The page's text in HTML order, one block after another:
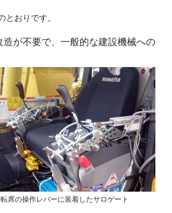
おりです。
が不要で、一般的な建設機械への
席の操作レバーに装着したサロゲート